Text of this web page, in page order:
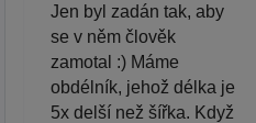
Jen byl zadán tak, aby
se v něm člověk
zamotal :) Máme
obdélník, jehož délka je
5x delší než šířka. Když